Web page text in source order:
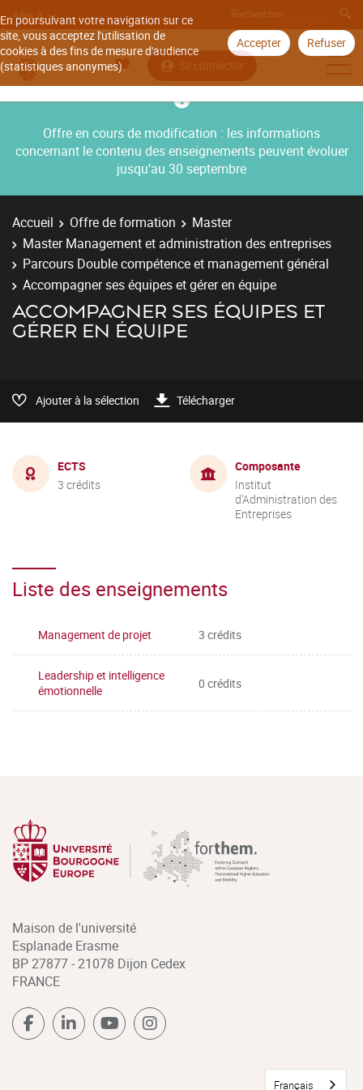
En poursuivant votre navigation sur ce
site, vous acceptez l'utilisation de
cookies à des fins de mesure d'audience
(statistiques anonymes).
Accepter Refuser
Aller à
Se connecter
Offre en cours de modification : les informations
concernant le contenu des enseignements peuvent évoluer
jusqu’au 30 septembre
Accueil Offre de formation
Master
Master Management et administration des entreprises
Parcours Double compétence et management général
Accompagner ses équipes et gérer en équipe
ACCOMPAGNER SES ÉQUIPES ET
GÉRER EN ÉQUIPE
Ajouter à la sélection Télécharger
ECTS
3 crédits
Composante
Institut
d'Administration des
Entreprises
Liste des enseignements
Management de projet 3 crédits
Leadership et intelligence
émotionnelle
0 crédits
Maison de l'université
Esplanade Erasme
BP 27877 - 21078 Dijon Cedex
FRANCE
Français